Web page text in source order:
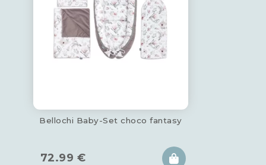
Bellochi Baby-Set choco fantasy
72.99 €